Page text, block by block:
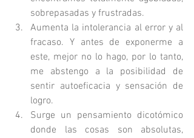
sobrepasadas y frustradas.
Aumenta la intolerancia al error y al
fracaso. Y antes de exponerme a
este, mejor no lo hago, por lo tanto,
me abstengo a la posibilidad de
sentir autoeficacia y sensación de
logro.
Surge un pensamiento dicotómico
donde las cosas son absolutas,